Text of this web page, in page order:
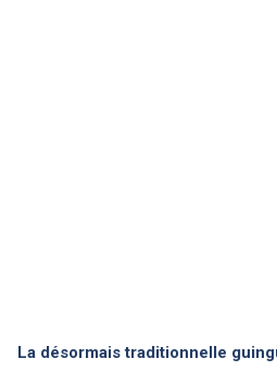
La désormais traditionnelle